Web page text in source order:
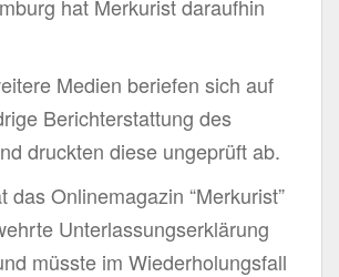
hat Merkurist ​daraufhin
Medien beriefen sich auf
Berichterstattung des
druckten diese ungeprüft ab.
das Onlinemagazin “Merkurist”
Unterlassungserklärung
müsste im Wiederholungsfall